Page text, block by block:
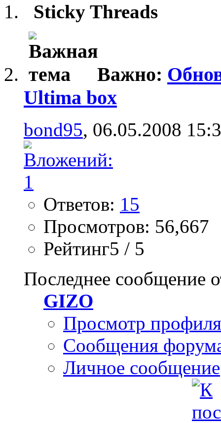
Sticky Threads
Важно:
Ultima box
bond95, 06.05.2008
Ответов: 15
Просмотров: 56,667
Рейтинг5 / 5
Последнее сообщение
GIZO
Просмотр профиля
Сообщения
Личное сообщение